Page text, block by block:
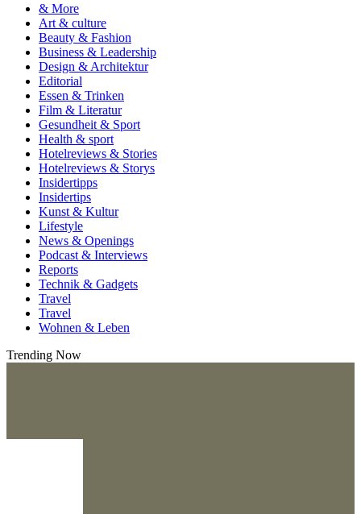
& More
Art & culture
Beauty & Fashion
Business & Leadership
Design & Architektur
Editorial
Essen & Trinken
Film & Literatur
Gesundheit & Sport
Health & sport
Hotelreviews & Stories
Hotelreviews & Storys
Insidertipps
Insidertips
Kunst & Kultur
Lifestyle
News & Openings
Podcast & Interviews
Reports
Technik & Gadgets
Travel
Travel
Wohnen & Leben
Trending Now